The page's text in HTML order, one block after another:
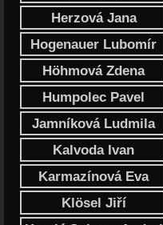
Herzová Jana
Hogenauer Lubomír
Höhmová Zdena
Humpolec Pavel
Jamníková Ludmila
Kalvoda Ivan
Karmazínová Eva
Klösel Jiří